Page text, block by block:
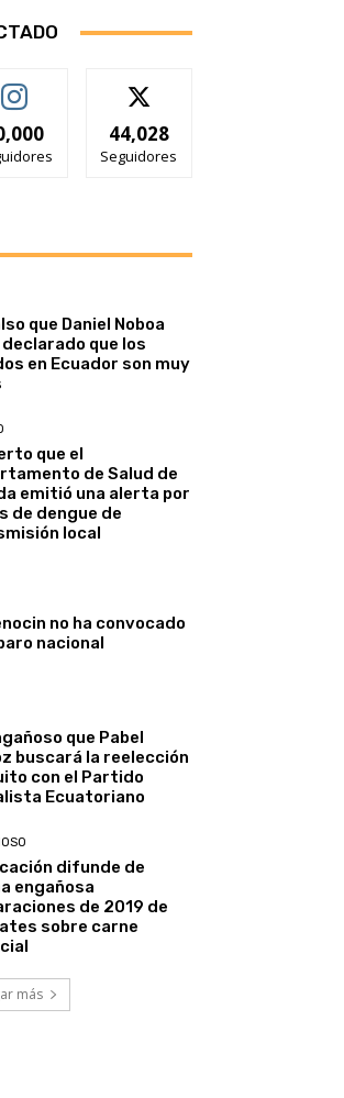
44,028
Seguidores
que Daniel Noboa
declarado que los
en Ecuador son muy
que el
de Salud de
emitió una alerta por
de dengue de
local
no ha convocado
nacional
que Pabel
buscará la reelección
con el Partido
Ecuatoriano
difunde de
engañosa
de 2019 de
sobre carne
más